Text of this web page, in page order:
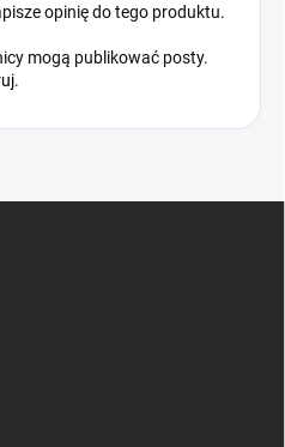
opinię do tego produktu.
mogą publikować posty.
.